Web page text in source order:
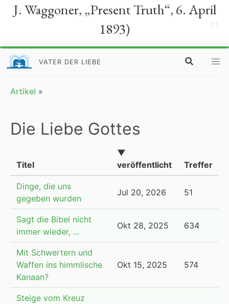
J. Waggoner, „Present Truth“, 6. April
1893)
VATER DER LIEBE
Artikel »
Die Liebe Gottes
Titel
▼
veröffentlicht
Treffer
Dinge, die uns
gegeben wurden
Jul 20, 2026 51
Sagt die Bibel nicht
immer wieder, ...
Okt 28, 2025 634
Mit Schwertern und
Waffen ins himmlische
Kanaan?
Okt 15, 2025 574
Steige vom Kreuz